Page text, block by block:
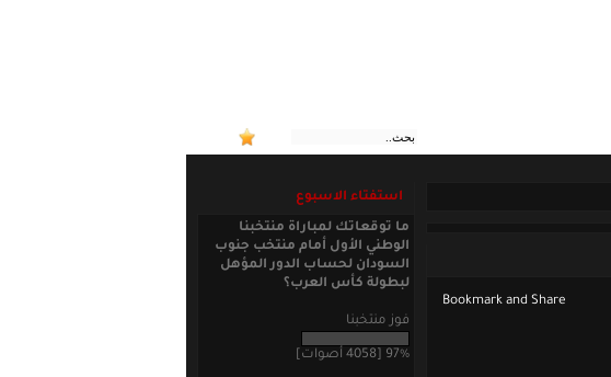
استفتاء الاسبوع
ما توقعاتك لمباراة منتخبنا
الوطني الأول أمام منتخب جنوب
السودان لحساب الدور المؤهل
لبطولة كأس العرب؟
فوز منتخبنا
97% [4058 أصوات]